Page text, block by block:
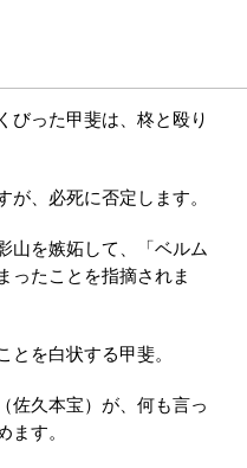
びった甲斐は、柊と殴り
が、必死に否定します。
山を嫉妬して、「ベルム
ったことを指摘されま
とを白状する甲斐。
佐久本宝）が、何も言っ
ます。